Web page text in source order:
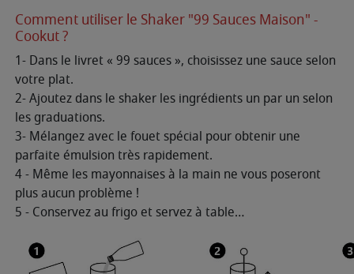
Comment utiliser le Shaker "99 Sauces Maison" -
Cookut ?
1- Dans le livret « 99 sauces », choisissez une sauce selon
votre plat.
2- Ajoutez dans le shaker les ingrédients un par un selon
les graduations.
3- Mélangez avec le fouet spécial pour obtenir une
parfaite émulsion très rapidement.
4 - Même les mayonnaises à la main ne vous poseront
plus aucun problème !
5 - Conservez au frigo et servez à table…